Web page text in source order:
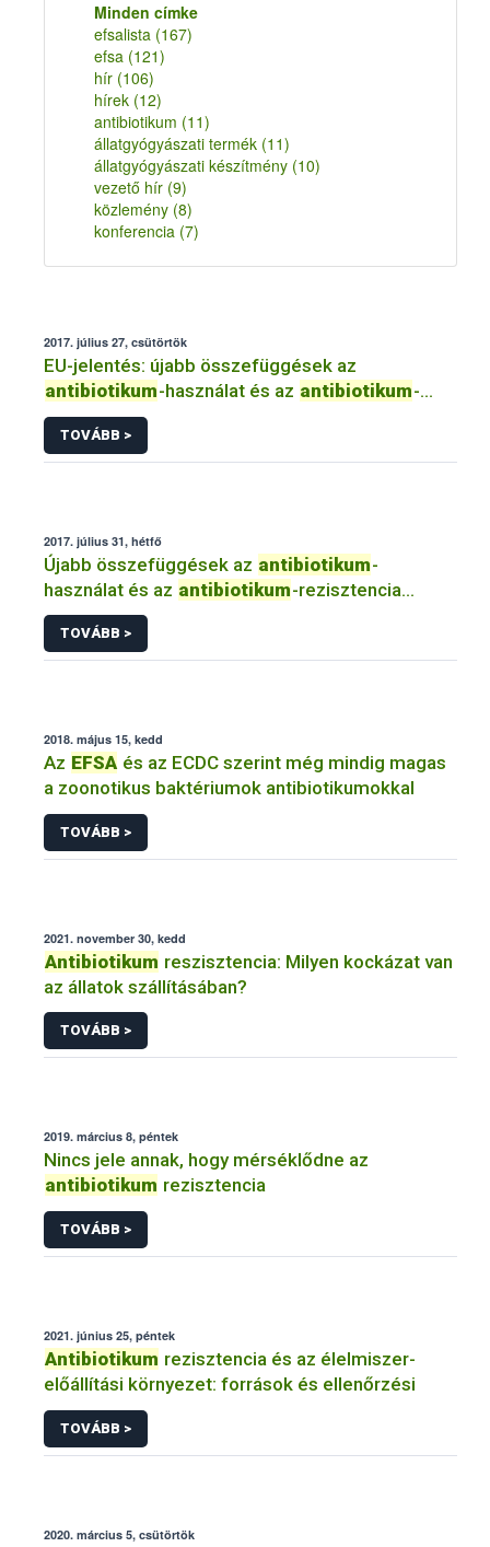
Minden címke
efsalista (167)
efsa (121)
hír (106)
hírek (12)
antibiotikum (11)
állatgyógyászati termék (11)
állatgyógyászati készítmény (10)
vezető hír (9)
közlemény (8)
konferencia (7)
2017. július 27, csütörtök
EU-jelentés: újabb összefüggések az
antibiotikum-használat és az antibiotikum-
rezisztencia...között nébih élelmiszer tudomány
efsaszalmonella coli
TOVÁBB >
2017. július 31, hétfő
Újabb összefüggések az antibiotikum-
használat és az antibiotikum-rezisztencia
között...nébih élelmiszer tudomány
TOVÁBB >
2018. május 15, kedd
Az EFSA és az ECDC szerint még mindig magas
a zoonotikus baktériumok antibiotikumokkal
TOVÁBB >
2021. november 30, kedd
Antibiotikum reszisztencia: Milyen kockázat van
az állatok szállításában?
TOVÁBB >
2019. március 8, péntek
Nincs jele annak, hogy mérséklődne az
antibiotikum rezisztencia
TOVÁBB >
2021. június 25, péntek
Antibiotikum rezisztencia és az élelmiszer-
előállítási környezet: források és ellenőrzési
TOVÁBB >
2020. március 5, csütörtök